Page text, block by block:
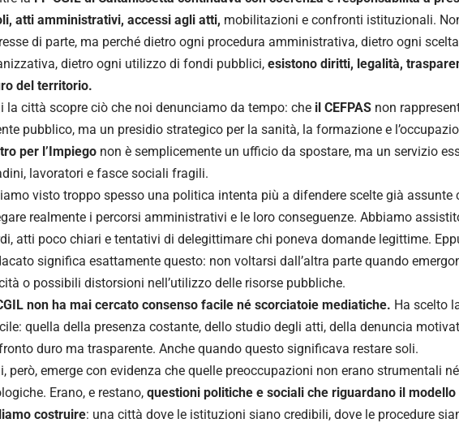
atti amministrativi, accessi agli atti, mobilitazioni e confronti istituzionali.
di parte, ma perché dietro ogni procedura amministrativa, dietro ogni scelta
dietro ogni utilizzo di fondi pubblici, esistono diritti, legalità,
del territorio.
la città scopre ciò che noi denunciamo da tempo: che il CEFPAS non
pubblico, ma un presidio strategico per la sanità, la formazione e
per l’Impiego non è semplicemente un ufficio da spostare, ma un servizio
lavoratori e fasce sociali fragili.
visto troppo spesso una politica intenta più a difendere scelte già assunte
realmente i percorsi amministrativi e le loro conseguenze. Abbiamo
atti poco chiari e tentativi di delegittimare chi poneva domande legittime.
significa esattamente questo: non voltarsi dall’altra parte quando
o possibili distorsioni nell’utilizzo delle risorse pubbliche.
non ha mai cercato consenso facile né scorciatoie mediatiche. Ha scelto
quella della presenza costante, dello studio degli atti, della denuncia
duro ma trasparente. Anche quando questo significava restare soli.
però, emerge con evidenza che quelle preoccupazioni non erano strumentali né
Erano, e restano, questioni politiche e sociali che riguardano il
costruire: una città dove le istituzioni siano credibili, dove le procedure